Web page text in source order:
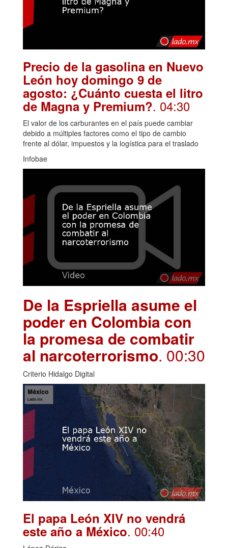
Precio de la gasolina en Nuevo
León hoy domingo 9 de
agosto: ¿Cuánto cuesta el litro
de Magna y Premium?. 04:30
El valor de los carburantes en el país puede cambiar
debido a múltiples factores como el tipo de cambio
frente al dólar, impuestos y la logística para el traslado
Infobae
De la Espriella asume el
poder en Colombia con
la promesa de combatir
al narcoterrorismo. 00:30
Criterio Hidalgo Digital
El papa León XIV no vendrá
este año a México. 00:40